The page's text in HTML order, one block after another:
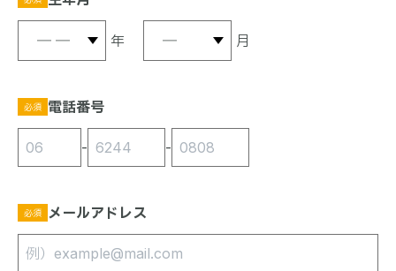
年 月
必須 電話番号
- -
必須 メールアドレス